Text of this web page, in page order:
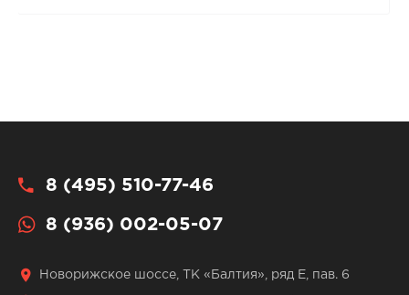
8 (495) 510-77-46
8 (936) 002-05-07
Новорижское шоссе, ТК «Балтия», ряд Е, пав. 6